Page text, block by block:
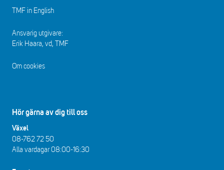
TMF in English
Ansvarig utgivare:
Erik Haara, vd, TMF
Om cookies
Hör gärna av dig till oss
Växel
08-762 72 50
Alla vardagar 08:00-16:30​​